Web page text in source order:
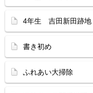
4年生 吉田新田跡
書き初め
ふれあい大掃除